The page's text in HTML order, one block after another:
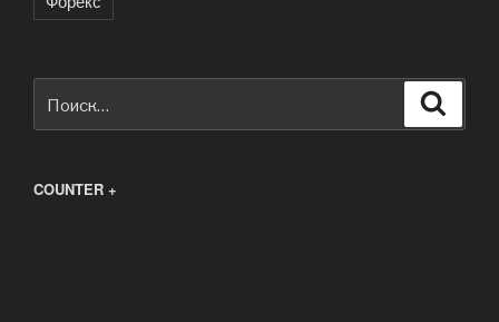
COUNTER +